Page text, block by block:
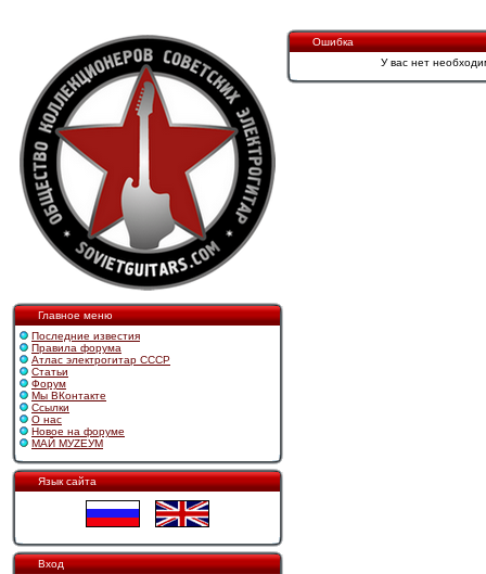
Главное меню
Последние известия
Правила форума
Атлас электрогитар СССР
Статьи
Форум
Мы ВКонтакте
Ссылки
О нас
Новое на форуме
МАЙ МУZЕУМ
Язык сайта
Вход
Ошибка
У вас нет